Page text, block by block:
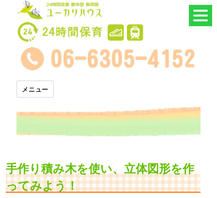
24時間託児所 ユーカリハウス
メニュー
手作り積み木を使い、立体図形を作
ってみよう！